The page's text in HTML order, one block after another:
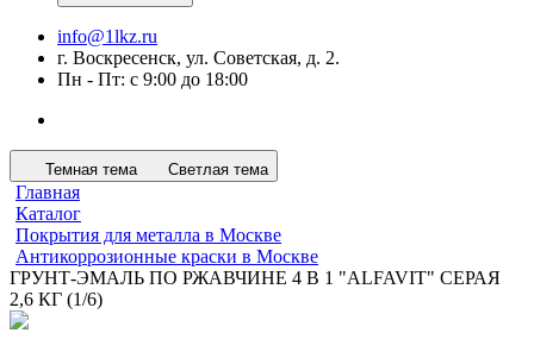
info@1lkz.ru
г. Воскресенск, ул. Советская, д. 2.
Пн - Пт: с 9:00 до 18:00
Темная тема Светлая тема
Главная
Каталог
Покрытия для металла в Москве
Антикоррозионные краски в Москве
ГРУНТ-ЭМАЛЬ ПО РЖАВЧИНЕ 4 В 1 "ALFAVIT" СЕРАЯ
2,6 КГ (1/6)